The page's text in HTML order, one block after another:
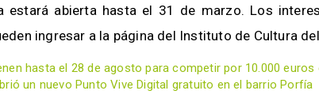
estará abierta hasta el 31 de marzo. Los
ingresar a la página del Instituto de Cultura
hasta el 28 de agosto para competir por 10.000
un nuevo Punto Vive Digital gratuito en el barrio Porfía